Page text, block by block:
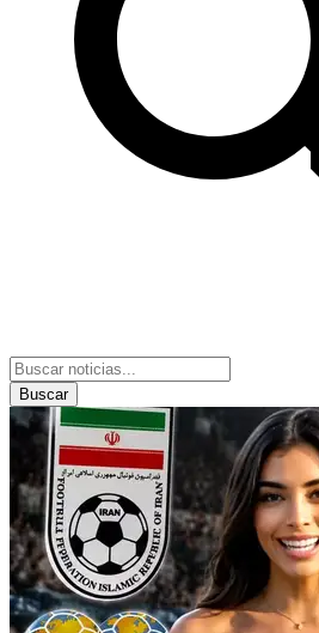
Buscar